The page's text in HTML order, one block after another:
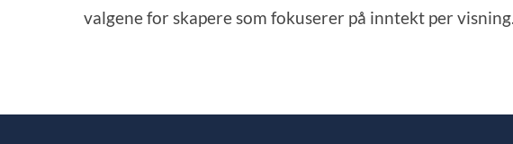
valgene for skapere som fokuserer på inntekt per visning.